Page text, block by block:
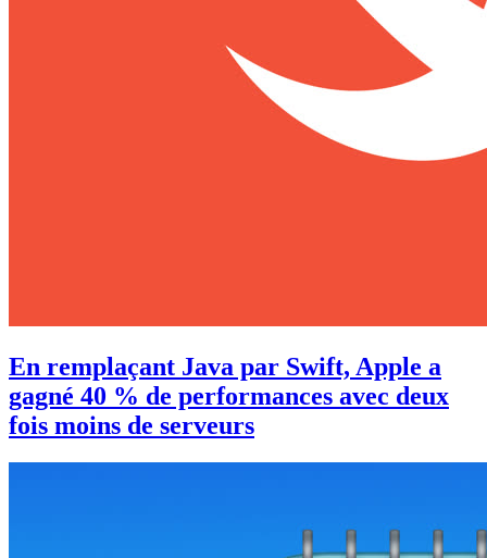
En remplaçant Java par Swift, Apple a
gagné 40 % de performances avec deux
fois moins de serveurs